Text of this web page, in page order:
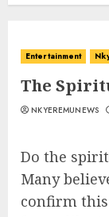
Entertainment
The
NKYEREMUNEWS
Do the
Many
confirm